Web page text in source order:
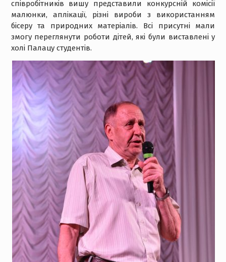
співробітників вишу представили конкурсній комісії
малюнки, аплікації, різні вироби з використанням
бісеру та природних матеріалів. Всі присутні мали
змогу переглянути роботи дітей, які були виставлені у
холі Палацу студентів.